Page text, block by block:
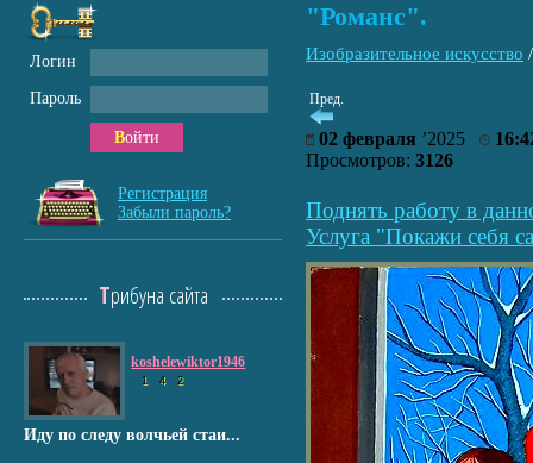
"Романс".
Изобразительное искусство
Пред.
02 февраля ’2025
Просмотров: 3126
Поднять работу в
Услуга "Покажи себя
Логин
Пароль
Войти
Регистрация
Забыли пароль?
Трибуна сайта
koshelewiktor1946
1 4 2
Иду по следу волчьей стаи...